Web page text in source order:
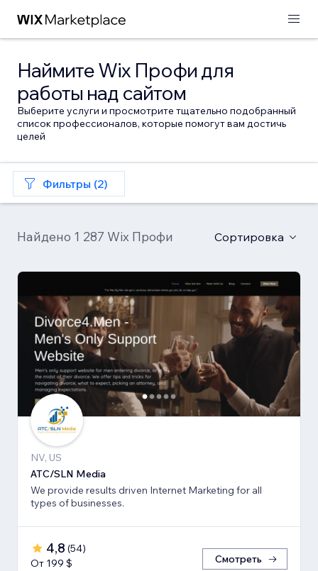
Наймите Wix Профи для
работы над сайтом
Выберите услуги и просмотрите тщательно подобранный
список профессионалов, которые помогут вам достичь
целей
Фильтры (2)
Найдено 1 287 Wix Профи Сортировка
NV, US
ATC/SLN Media
We provide results driven Internet Marketing for all
types of businesses.
4,8 (54)
От 199 $
Смотреть